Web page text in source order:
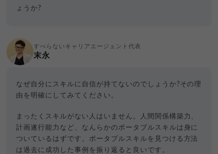
ょうか?
すべらないキャリアエージェント代表
末永
なぜ自分にスキルに自信が持てないのでしょうか?その理
由を明確にしてみてください。
まったくスキルがない人はいません。人間関係構築力、
計画遂行能力など、なんらかのポータブルスキルは身に
ついているはずです。ポータブルスキルを見つける方法
は過去に成功した事例を振り返ると良いです。